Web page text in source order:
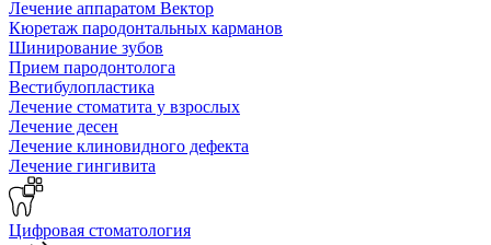
Лечение аппаратом Вектор
Кюретаж пародонтальных карманов
Шинирование зубов
Прием пародонтолога
Вестибулопластика
Лечение стоматита у взрослых
Лечение десен
Лечение клиновидного дефекта
Лечение гингивита
Цифровая стоматология